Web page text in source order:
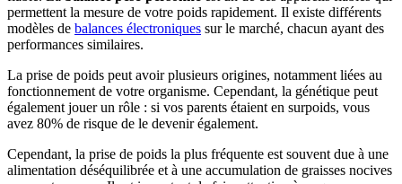
permettent la mesure de votre poids rapidement. Il existe différents
modèles de balances électroniques sur le marché, chacun ayant des
performances similaires.
La prise de poids peut avoir plusieurs origines, notamment liées au
fonctionnement de votre organisme. Cependant, la génétique peut
également jouer un rôle : si vos parents étaient en surpoids, vous
avez 80% de risque de le devenir également.
Cependant, la prise de poids la plus fréquente est souvent due à une
alimentation déséquilibrée et à une accumulation de graisses nocives